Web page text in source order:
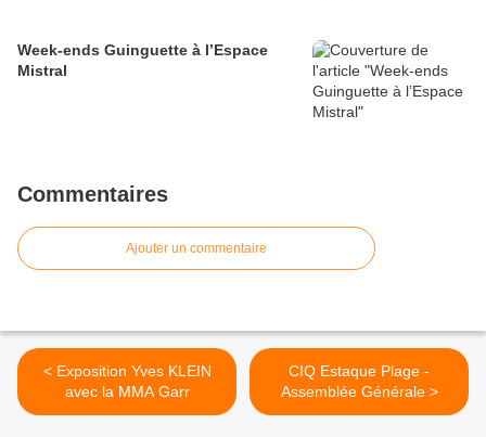
Week-ends Guinguette à l’Espace
Mistral
Commentaires
Ajouter un commentaire
< Exposition Yves KLEIN
avec la MMA Garr
CIQ Estaque Plage -
Assemblée Générale >